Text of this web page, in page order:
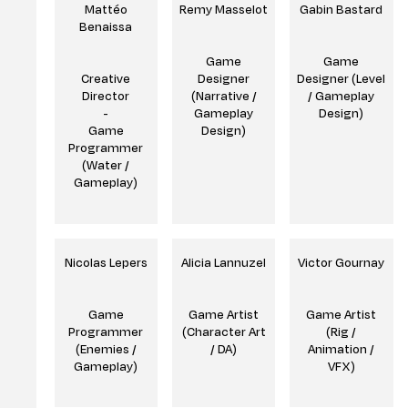
Diplômes &
Mattéo
Benaissa
Creative
Director
-
Game
Programmer
(Water /
Gameplay)
Remy Masselot
Game
Designer
(Narrative /
Gameplay
Design)
Gabin Bastard
Game
Designer (Level
/ Gameplay
Design)
Nicolas Lepers
Game
Programmer
(Enemies /
Gameplay)
Alicia Lannuzel
Game Artist
(Character Art
/ DA)
Victor Gournay
Game Artist
(Rig /
Animation /
VFX)